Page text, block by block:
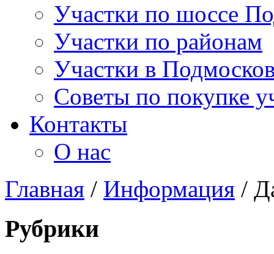
Участки по шоссе
Участки по районам
Участки в
Советы по покупке
Контакты
О нас
Главная / Информация /
Рубрики